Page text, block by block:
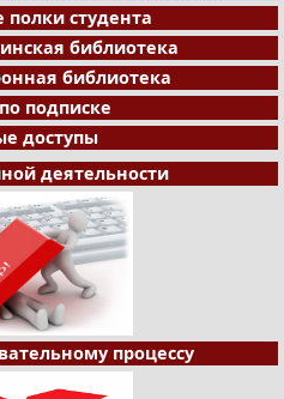
студента
библиотека
библиотека
подписке
доступы
деятельности
процессу